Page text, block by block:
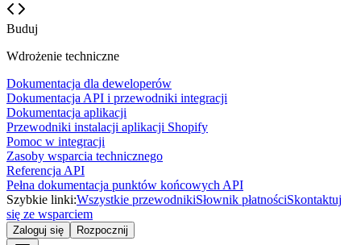
Buduj
Wdrożenie techniczne
Dokumentacja dla deweloperów
Dokumentacja API i przewodniki integracji
Dokumentacja aplikacji
Przewodniki instalacji aplikacji Shopify
Pomoc w integracji
Zasoby wsparcia technicznego
Referencja API
Pełna dokumentacja punktów końcowych API
Szybkie linki:Wszystkie przewodnikiSłownik płatnościSkontaktuj
się ze wsparciem
Zaloguj się Rozpocznij